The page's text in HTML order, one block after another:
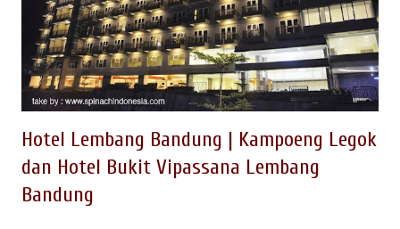
Kampung Cikidang Langensari Lembang Bandung ini, pada
awalnya dikembangkan pada 2007 melalui kemasan program
studi banding dari beberapa perusahaan besar di Indonesia
dengan fasilitator EO Spinach Indonesia. Penamaan...
Hotel Lembang Bandung | Kampoeng Legok
dan Hotel Bukit Vipassana Lembang
Bandung